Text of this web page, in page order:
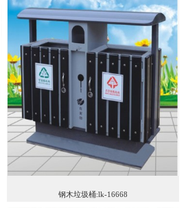
钢木垃圾桶:lk-16668